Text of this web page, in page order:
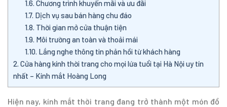
1.6. Chương trình khuyến mãi và ưu đãi
1.7. Dịch vụ sau bán hàng chu đáo
1.8. Thời gian mở cửa thuận tiện
1.9. Môi trường an toàn và thoải mái
1.10. Lắng nghe thông tin phản hồi từ khách hàng
2. Cửa hàng kính thời trang cho mọi lứa tuổi tại Hà Nội uy tín
nhất – Kính mắt Hoàng Long
Hiện nay, kính mắt thời trang đang trở thành một món đồ